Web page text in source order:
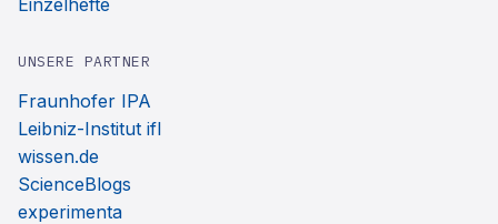
Einzelhefte
UNSERE PARTNER
Fraunhofer IPA
Leibniz-Institut ifl
wissen.de
ScienceBlogs
experimenta